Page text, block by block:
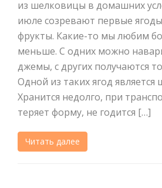
из шелковицы в домашних
июле созревают первые
фрукты. Какие-то мы любим
меньше. С одних можно
джемы, с других получаются
Одной из таких ягод является
Хранится недолго, при
теряет форму, не годится […]
Читать далее